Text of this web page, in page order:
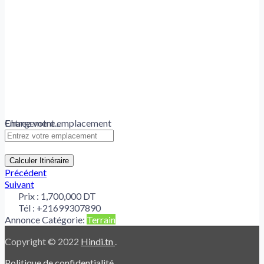
Chargement...
Entrez votre emplacement
Calculer Itinéraire
Précédent
Suivant
Prix : 1,700,000 DT
Tél : +21699307890
Annonce Catégorie: Terrain
Copyright © 2022 Hindi.tn .